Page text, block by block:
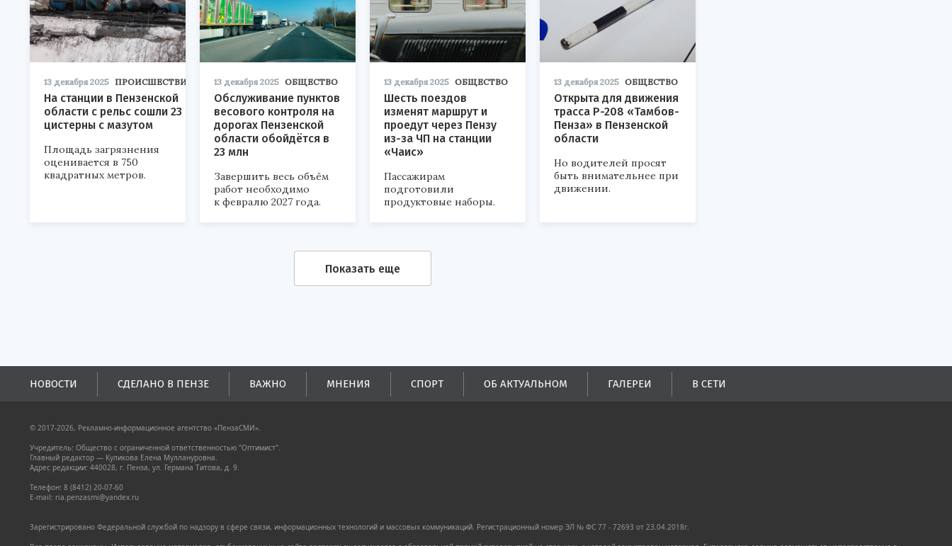
13 декабря 2025 ПРОИСШЕСТВИЯ
На станции в Пензенской
области с рельс сошли 23
цистерны с мазутом
Площадь загрязнения
оценивается в 750
квадратных метров.
13 декабря 2025 ОБЩЕСТВО
Обслуживание пунктов
весового контроля на
дорогах Пензенской
области обойдётся в
23 млн
Завершить весь объём
работ необходимо
к февралю 2027 года.
13 декабря 2025 ОБЩЕСТВО
Шесть поездов
изменят маршрут и
проедут через Пензу
из-за ЧП на станции
«Чаис»
Пассажирам
подготовили
продуктовые наборы.
13 декабря 2025 ОБЩЕСТВО
Открыта для движения
трасса Р-208 «Тамбов-
Пенза» в Пензенской
области
Но водителей просят
быть внимательнее при
движении.
Показать еще
НОВОСТИ СДЕЛАНО В ПЕНЗЕ ВАЖНО МНЕНИЯ СПОРТ ОБ АКТУАЛЬНОМ ГАЛЕРЕИ В СЕТИ
© 2017-2026, Рекламно-информационное агентство «ПензаСМИ».
Учредитель: Общество с ограниченной ответственностью "Оптимист".
Главный редактор — Куликова Елена Муллануровна.
Адрес редакции: 440028, г. Пенза, ул. Германа Титова, д. 9.
Телефон: 8 (8412) 20-07-60
E-mail: ria.penzasmi@yandex.ru
Зарегистрировано Федеральной службой по надзору в сфере связи, информационных технологий и массовых коммуникаций. Регистрационный номер ЭЛ № ФС 77 - 72693 от 23.04.2018г.